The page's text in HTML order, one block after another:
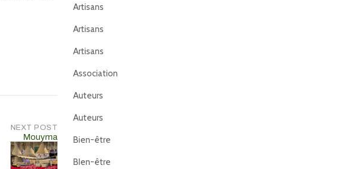
NEXT POST
Mouyma
Artisans
Artisans
Artisans
Association
Auteurs
Auteurs
Bien-être
BIen-être